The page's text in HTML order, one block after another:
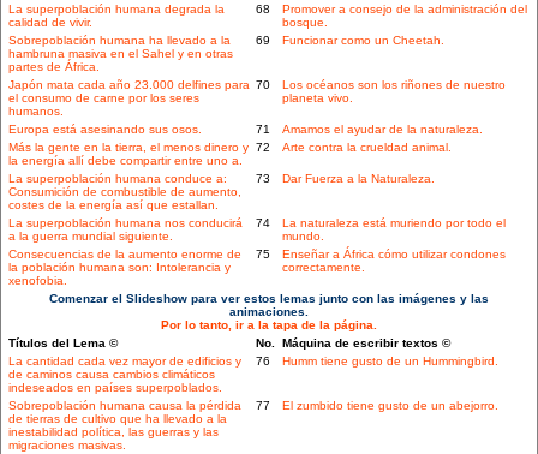
La superpoblación humana degrada la
calidad de vivir.
68
Promover a consejo de la administración del
bosque.
Sobrepoblación humana ha llevado a la
hambruna masiva en el Sahel y en otras
partes de África.
69 Funcionar como un Cheetah.
Japón mata cada año 23.000 delfines para
el consumo de carne por los seres
humanos.
70
Los océanos son los riñones de nuestro
planeta vivo.
Europa está asesinando sus osos. 71
Amamos el ayudar de la naturaleza.
Más la gente en la tierra, el menos dinero y
la energía allí debe compartir entre uno a.
72 Arte contra la crueldad animal.
La superpoblación humana conduce a:
Consumición de combustible de aumento,
costes de la energía así que estallan.
73 Dar Fuerza a la Naturaleza.
La superpoblación humana nos conducirá
a la guerra mundial siguiente.
74
La naturaleza está muriendo por todo el
mundo.
Consecuencias de la aumento enorme de
la población humana son: Intolerancia y
xenofobia.
75
Enseñar a África cómo utilizar condones
correctamente.
Comenzar el Slideshow para ver estos lemas junto con las imágenes y las
animaciones.
Por lo tanto, ir a la tapa de la página.
Títulos del Lema ©
No. Máquina de escribir textos ©
La cantidad cada vez mayor de edificios y
de caminos causa cambios climáticos
indeseados en países superpoblados.
76 Humm tiene gusto de un Hummingbird.
Sobrepoblación humana causa la pérdida
de tierras de cultivo que ha llevado a la
inestabilidad política, las guerras y las
migraciones masivas.
77 El zumbido tiene gusto de un abejorro.